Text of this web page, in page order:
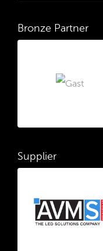
Bronze Partner
Supplier